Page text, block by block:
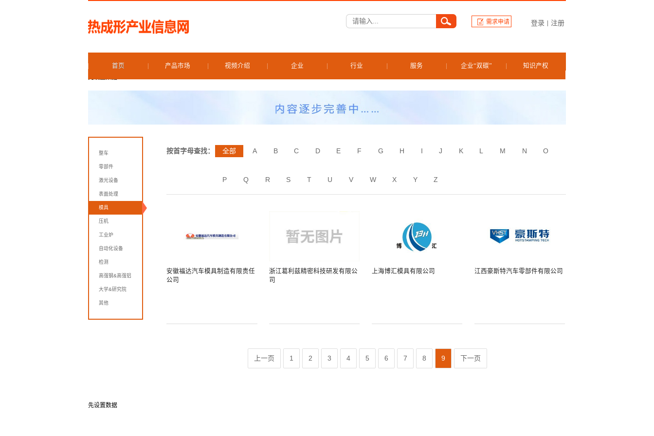
需求申请 登录 | 注册
首页 产品市场 视频介绍 企业 行业 服务 企业“双碳”
知识产权
整车
零部件
激光设备
表面处理
模具
压机
工业炉
自动化设备
检测
高强钢&高强铝
大学&研究院
其他
按首字母查找： 全部 A B C D E F G H I J K L M N O
P Q R S T U V W X Y Z
安徽福达汽车模具制造有限责任
公司
浙江葛利兹精密科技研发有限公
司
上海博汇模具有限公司 江西豪斯特汽车零部件有限公司
上一页 1 2 3 4 5 6 7 8 9 下一页
先设置数据